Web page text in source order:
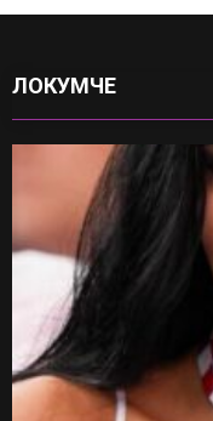
ЛОКУМЧЕ